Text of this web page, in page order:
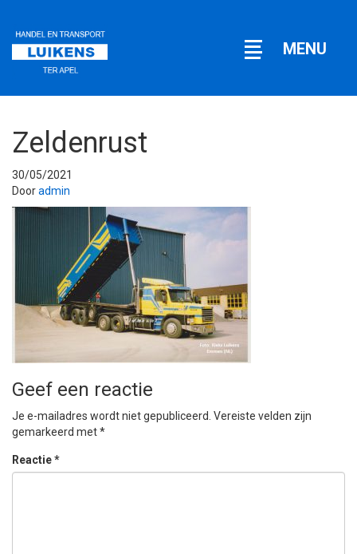
Open
MENU
Zeldenrust
30/05/2021
Dooradmin
Geef een reactie
Je e-mailadres wordt niet gepubliceerd. Vereiste velden zijn
gemarkeerd met*
Reactie*